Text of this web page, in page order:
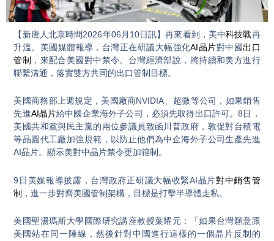
Video
【新唐人北京時間2026年06月10日訊】再來看到，美中科技戰再
升溫。美國媒體報導，台灣正在研議大幅強化AI晶片對中國出口
管制 ，來配合美國對中禁令。台灣經濟部說，將持續和美方進行
聯繫溝通，落實雙方共同的出口管制目標。
美國商務部上週規定，美國廠商NVIDIA、超微等公司，如果銷售
先進AI晶片給中國企業海外子公司，必須先取得出口許可。8日，
美國共和黨與民主黨的兩位參議員致函川普政府，敦促對台積電
等晶圓代工廠加強規範，以防止他們為中企海外子公司生產先進
AI晶片。顯示美對中晶片禁令更加箝制。
9日美媒報導披露，台灣政府正研議大幅收緊AI晶片對中銷售管
制 ，進一步對齊美國管制架構，目標是打擊半導體走私。
美國聖湯瑪斯大學國際研究講座教授葉耀元：「如果台灣願意跟
美國站在同一陣線，然後針對中國進行這樣的一個晶片反制的